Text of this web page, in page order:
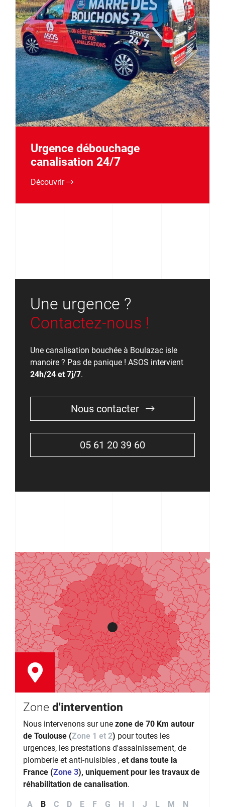
Urgence débouchage
canalisation 24/7
Découvrir
Une urgence ?
Contactez-nous !
Une canalisation bouchée à Boulazac isle
manoire ? Pas de panique ! ASOS intervient
24h/24 et 7j/7.
Nous contacter
05 61 20 39 60
Zone d'intervention
Nous intervenons sur une zone de 70 Km autour
de Toulouse (Zone 1 et 2) pour toutes les
urgences, les prestations d'assainissement, de
plomberie et anti-nuisibles , et dans toute la
France (Zone 3), uniquement pour les travaux de
réhabilitation de canalisation.
A B C D E F G H I J L M
N